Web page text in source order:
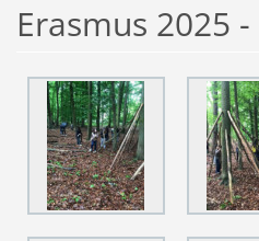
Erasmus 2025